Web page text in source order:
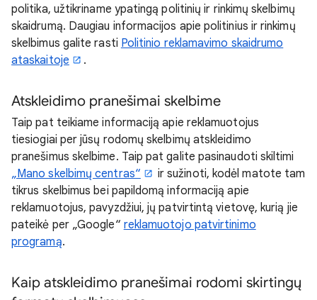
politika, užtikriname ypatingą politinių ir rinkimų skelbimų
skaidrumą. Daugiau informacijos apie politinius ir rinkimų
skelbimus galite rasti Politinio reklamavimo skaidrumo
ataskaitoje
.
Atskleidimo pranešimai skelbime
Taip pat teikiame informaciją apie reklamuotojus
tiesiogiai per jūsų rodomų skelbimų atskleidimo
pranešimus skelbime. Taip pat galite pasinaudoti skiltimi
„Mano skelbimų centras“
ir sužinoti, kodėl matote tam
tikrus skelbimus bei papildomą informaciją apie
reklamuotojus, pavyzdžiui, jų patvirtintą vietovę, kurią jie
pateikė per „Google“ reklamuotojo patvirtinimo
programą.
Kaip atskleidimo pranešimai rodomi skirtingų